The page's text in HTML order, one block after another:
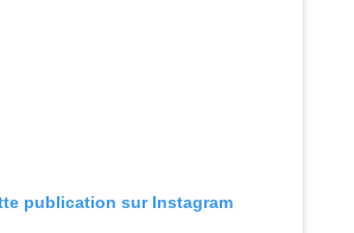
publication sur Instagram